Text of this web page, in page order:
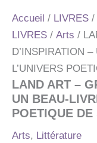
Accueil / LIVRES /
LIVRES / Arts /
D’INSPIRATION
L’UNIVERS
LAND ART –
UN BEAU-
POETIQUE
Arts, Littérature